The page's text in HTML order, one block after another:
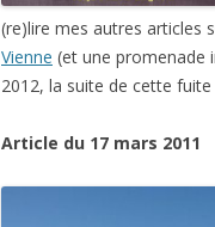
(re)lire mes autres articles
Vienne (et une promenade
2012, la suite de cette fuite
Article du 17 mars 2011